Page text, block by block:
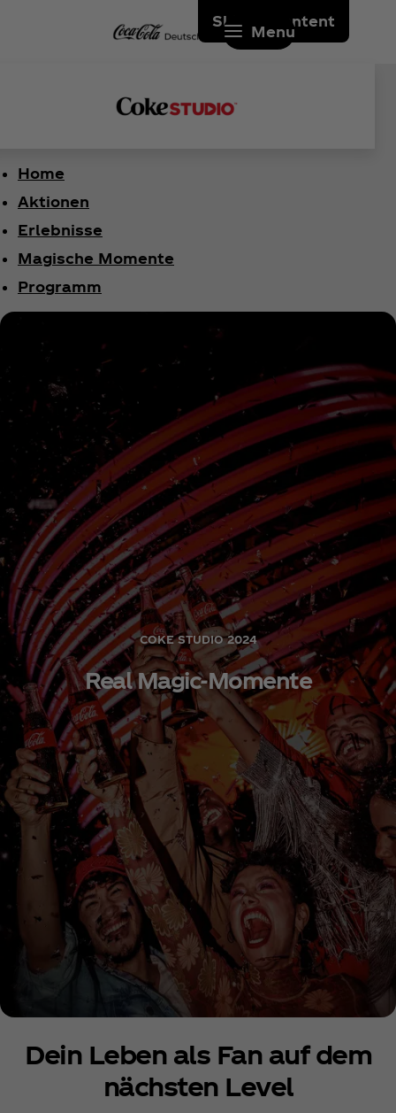
Skip to content
Menu
Home
Aktionen
Erlebnisse
Magische Momente
Programm
COKE STUDIO 2024
Real Magic-Momente
Dein Leben als Fan auf dem
nächsten Level